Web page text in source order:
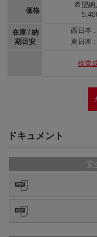
価格
在庫 / 納
期目安
希望納
西日本 :
東日本 :
検査
ドキュメント
安